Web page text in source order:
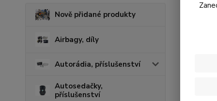
Nově přidané produkty
Airbagy, díly
Autorádia, příslušenství
Autosedačky,
příslušenství